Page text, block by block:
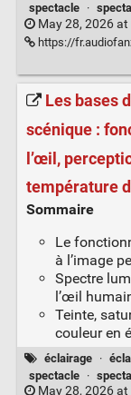
spectacle
·
May 28, 2026 at
https://fr.audiofanzine.com/light/
Les bases
scénique :
l’œil,
température
Sommaire
Le
à l’image
Spectre
l’œil
Teinte,
couleur en
éclairage ·
spectacle
·
May 28, 2026 at